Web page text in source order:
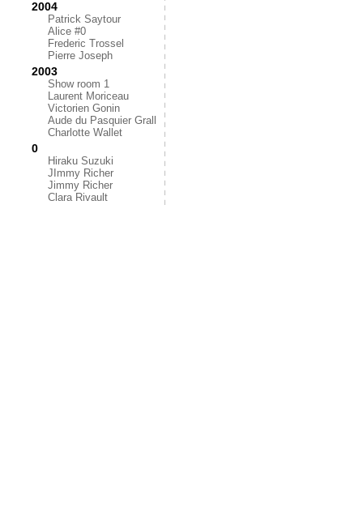
2004
Patrick Saytour
Alice #0
Frederic Trossel
Pierre Joseph
2003
Show room 1
Laurent Moriceau
Victorien Gonin
Aude du Pasquier Grall
Charlotte Wallet
0
Hiraku Suzuki
JImmy Richer
Jimmy Richer
Clara Rivault